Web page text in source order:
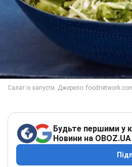
Будьте першими у
Новини на